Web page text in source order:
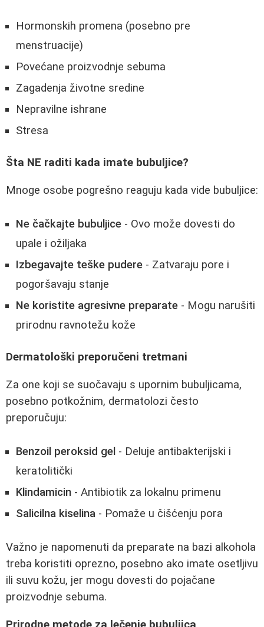
Hormonskih promena (posebno pre
menstruacije)
Povećane proizvodnje sebuma
Zagadenja životne sredine
Nepravilne ishrane
Stresa
Šta NE raditi kada imate bubuljice?
Mnoge osobe pogrešno reaguju kada vide bubuljice:
Ne čačkajte bubuljice - Ovo može dovesti do
upale i ožiljaka
Izbegavajte teške pudere - Zatvaraju pore i
pogoršavaju stanje
Ne koristite agresivne preparate - Mogu narušiti
prirodnu ravnotežu kože
Dermatološki preporučeni tretmani
Za one koji se suočavaju s upornim bubuljicama,
posebno potkožnim, dermatolozi često
preporučuju:
Benzoil peroksid gel - Deluje antibakterijski i
keratolitički
Klindamicin - Antibiotik za lokalnu primenu
Salicilna kiselina - Pomaže u čišćenju pora
Važno je napomenuti da preparate na bazi alkohola
treba koristiti oprezno, posebno ako imate osetljivu
ili suvu kožu, jer mogu dovesti do pojačane
proizvodnje sebuma.